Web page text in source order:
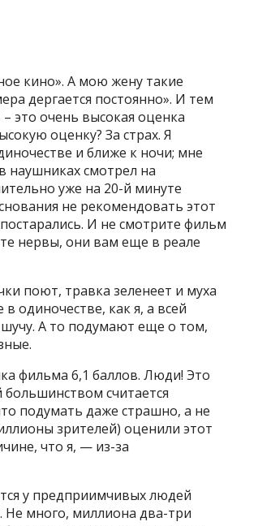
кино». А мою жену такие
дергается постоянно». И тем
это очень высокая оценка
оценку? За страх. Я
и ближе к ночи; мне
наушниках смотрел на
уже на 20-й минуте
не рекомендовать этот
И не смотрите фильм
нервы, они вам еще в реале
поют, травка зеленеет и муха
как я, а всей
А то подумают еще о том,
фильма 6,1 баллов. Люди! Это
считается
подумать даже страшно, а не
зрителей) оценили этот
что я, — из-за
у предприимчивых людей
Не много, миллиона два-три